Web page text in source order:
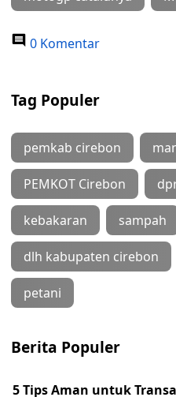
0 Komentar
Tag Populer
pemkab cirebon
PEMKOT Cirebon
kebakaran sampah
dlh kabupaten cirebon
petani
Berita Populer
5 Tips Aman untuk